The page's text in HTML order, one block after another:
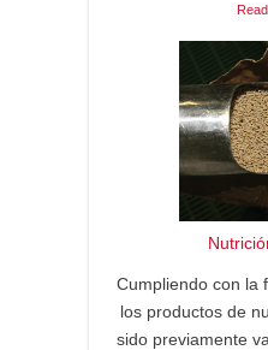
Cumpliendo con la
los productos de
sido previamente